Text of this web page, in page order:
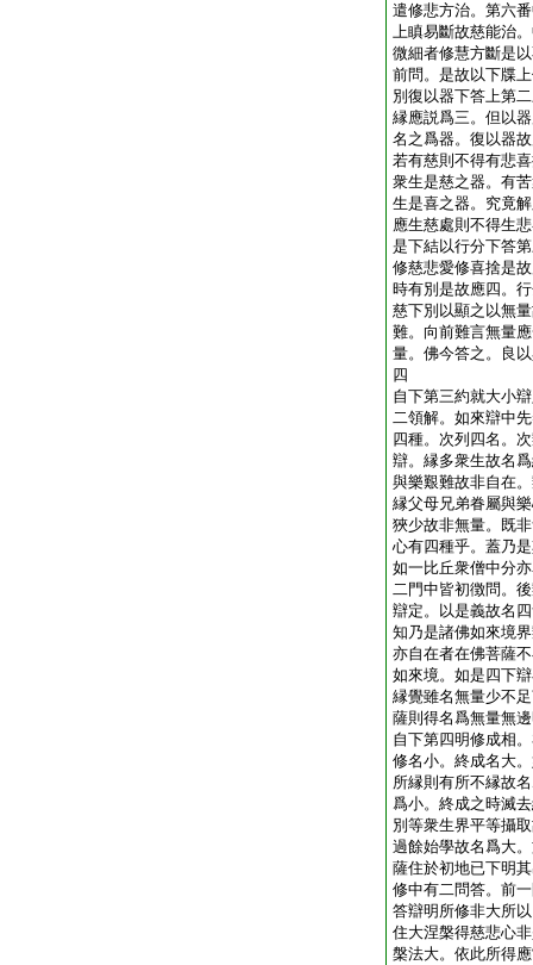
遣修悲方治。第六
上瞋易斷故慈能治
微細者修慧方斷是
前問。是故以下牒
別 復以器下答上第
縁應説爲三。但以
名之爲器。復以器
若有慈則不得有悲
衆生是慈之器。有
生是喜之器。究竟
應生慈處則不得生
是下結以行分下答
修慈悲愛修喜捨是
時有別是故應四。
慈下別以顯之 以無
難。向前難言無量
量。佛今答之。良
四
自下第三約就大小
二領解。如來辯中
四種。次列四名。
辯。縁多衆生故名
與樂艱難故非自在
縁父母兄弟眷屬與
狹少故非無量。既
心有四種乎。蓋乃
如一比丘衆僧中分
二門中皆初徴問。
辯定。以是義故名
知乃是諸佛如來境
亦自在者在佛菩薩
如來境。如是四下
縁覺雖名無量少不
薩則得名爲無量無
自下第四明修成相
修名小。終成名大
所縁則有所不縁故
爲小。終成之時滅
別等衆生界平等攝
過餘始學故名爲大
薩住於初地已下明
修中有二問答。前
答辯明所修非大所
住大涅槃得慈悲心
槃法大。依此所得